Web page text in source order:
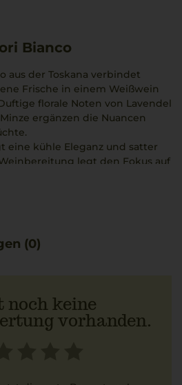
Bianco
aus der Toskana verbindet
Frische in einem Weißwein
florale Noten von Lavendel
ergänzen die Nuancen
eine kühle Eleganz und satter
legt den Fokus auf
seine besondere
(0)
noch keine
vorhanden.